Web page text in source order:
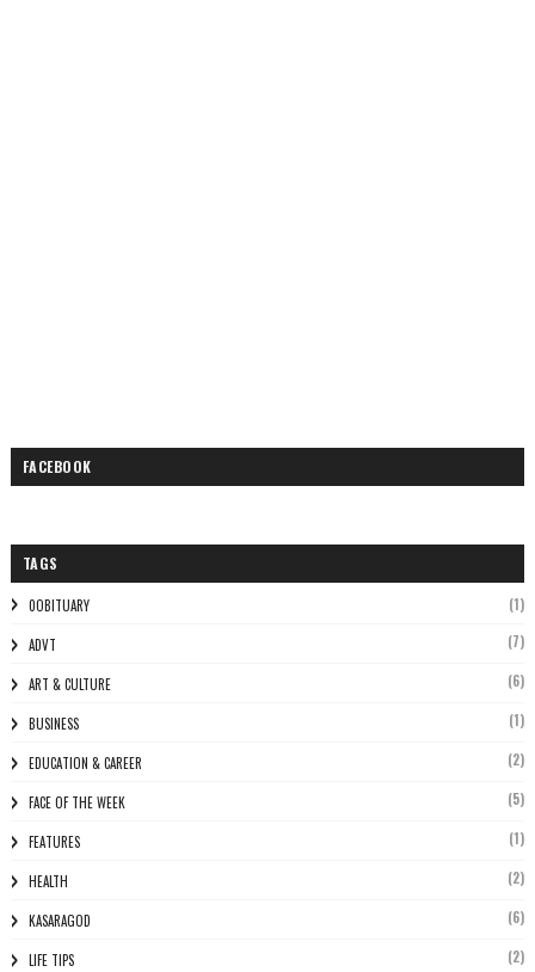
FACEBOOK
TAGS
0OBITUARY (1)
ADVT (7)
ART & CULTURE (6)
BUSINESS (1)
EDUCATION & CAREER (2)
FACE OF THE WEEK (5)
FEATURES (1)
HEALTH (2)
KASARAGOD (6)
LIFE TIPS (2)